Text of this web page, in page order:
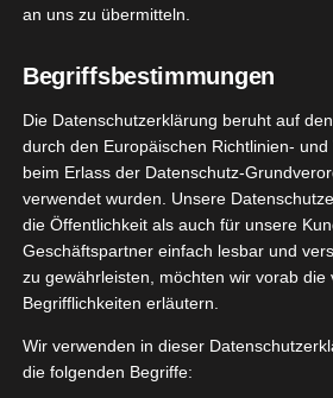
Zewa Wisch&Weg
Produktvorstellungen,Reinigung
6
05, 2023
BOSS
Clean
Vegan
an uns zu übermitteln.
Begriffsbestimmungen
Die Datenschutzerklärung beruht auf
durch den Europäischen Richtlinien-
beim Erlass der Datenschutz-
verwendet wurden. Unsere
die Öffentlichkeit als auch für unsere
Geschäftspartner einfach lesbar und
zu gewährleisten, möchten wir vorab die
Begrifflichkeiten erläutern.
Wir verwenden in dieser
die folgenden Begriffe: